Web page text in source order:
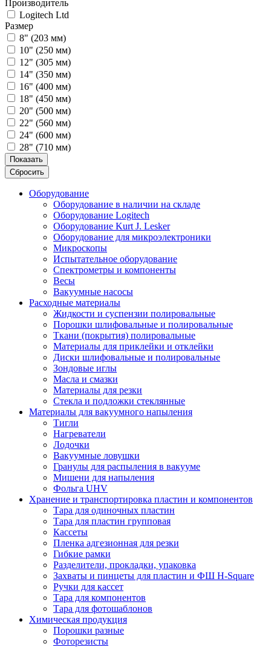
Производитель
Logitech Ltd
Размер
8" (203 мм)
10" (250 мм)
12" (305 мм)
14" (350 мм)
16" (400 мм)
18" (450 мм)
20" (500 мм)
22" (560 мм)
24" (600 мм)
28" (710 мм)
Показать
Сбросить
Оборудование
Оборудование в наличии на складе
Оборудование Logitech
Оборудование Kurt J. Lesker
Оборудование для микроэлектроники
Микроскопы
Испытательное оборудование
Спектрометры и компоненты
Весы
Вакуумные насосы
Расходные материалы
Жидкости и суспензии полировальные
Порошки шлифовальные и полировальные
Ткани (покрытия) полировальные
Материалы для приклейки и отклейки
Диски шлифовальные и полировальные
Зондовые иглы
Масла и смазки
Материалы для резки
Стекла и подложки стеклянные
Материалы для вакуумного напыления
Тигли
Нагреватели
Лодочки
Вакуумные ловушки
Гранулы для распыления в вакууме
Мишени для напыления
Фольга UHV
Хранение и транспортировка пластин и компонентов
Тара для одиночных пластин
Тара для пластин групповая
Кассеты
Пленка адгезионная для резки
Гибкие рамки
Разделители, прокладки, упаковка
Захваты и пинцеты для пластин и ФШ H-Square
Ручки для кассет
Тара для компонентов
Тара для фотошаблонов
Химическая продукция
Порошки разные
Фоторезисты